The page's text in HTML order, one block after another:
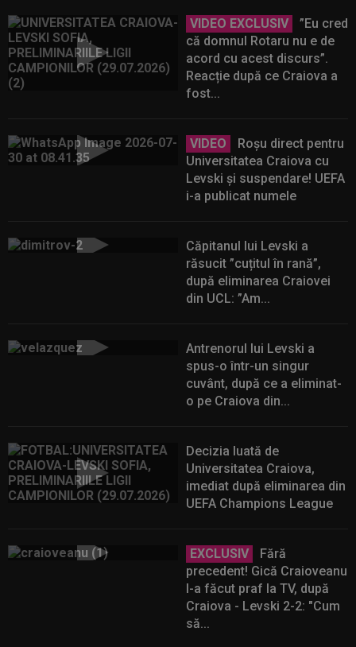
VIDEO EXCLUSIV
”Eu cred
că domnul Rotaru nu e de
acord cu acest discurs”.
Reacție după ce Craiova a
fost...
VIDEO
Roșu direct pentru
Universitatea Craiova cu
Levski și suspendare! UEFA
i-a publicat numele
Căpitanul lui Levski a
răsucit ”cuțitul în rană”,
după eliminarea Craiovei
din UCL: ”Am...
Antrenorul lui Levski a
spus-o într-un singur
cuvânt, după ce a eliminat-
o pe Craiova din...
Decizia luată de
Universitatea Craiova,
imediat după eliminarea din
UEFA Champions League
EXCLUSIV
Fără
precedent! Gică Craioveanu
l-a făcut praf la TV, după
Craiova - Levski 2-2: "Cum
să...